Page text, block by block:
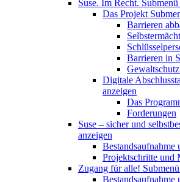
Suse. Im Recht.
Das Projekt
Barrieren
Barrieren in
Digitale
anzeigen
Das
Forderungen
Suse – sicher und
anzeigen
Bestandsaufnahme
Projektschritte und
Zugang für alle!
Bestandsaufnahme